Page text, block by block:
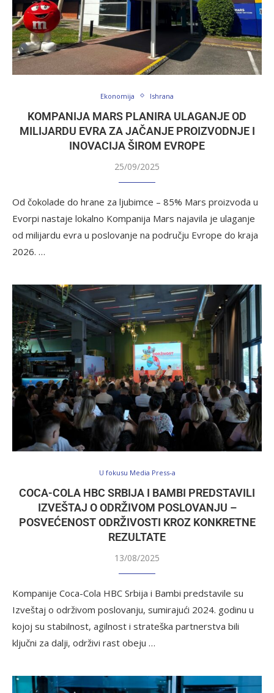
Ekonomija Ishrana
KOMPANIJA MARS PLANIRA ULAGANJE OD
MILIJARDU EVRA ZA JAČANJE PROIZVODNJE I
INOVACIJA ŠIROM EVROPE
25/09/2025
Od čokolade do hrane za ljubimce – 85% Mars proizvoda u
Evorpi nastaje lokalno Kompanija Mars najavila je ulaganje
od milijardu evra u poslovanje na području Evrope do kraja
2026. …
U fokusu Media Press-a
COCA-COLA HBC SRBIJA I BAMBI PREDSTAVILI
IZVEŠTAJ O ODRŽIVOM POSLOVANJU –
POSVEĆENOST ODRŽIVOSTI KROZ KONKRETNE
REZULTATE
13/08/2025
Kompanije Coca-Cola HBC Srbija i Bambi predstavile su
Izveštaj o održivom poslovanju, sumirajući 2024. godinu u
kojoj su stabilnost, agilnost i strateška partnerstva bili
ključni za dalji, održivi rast obeju …